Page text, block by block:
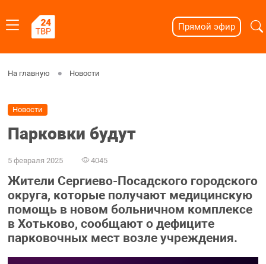
Прямой эфир
На главную Новости
Новости
Парковки будут
5 февраля 2025 4045
Жители Сергиево-Посадского городского
округа, которые получают медицинскую
помощь в новом больничном комплексе
в Хотьково, сообщают о дефиците
парковочных мест возле учреждения.